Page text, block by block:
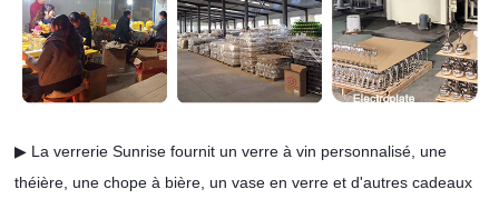
▶ La verrerie Sunrise fournit un verre à vin personnalisé, une
théière, une chope à bière, un vase en verre et d'autres cadeaux